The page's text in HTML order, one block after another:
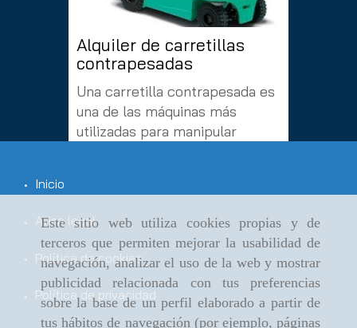
Este sitio web utiliza cookies propias y de
terceros que permiten mejorar la usabilidad de
navegación, analizar el uso de la web y mostrar
publicidad relacionada con tus preferencias
sobre la base de un perfil elaborado a partir de
tus hábitos de navegación (por ejemplo, páginas
Alquiler de carretillas
contrapesadas
Una carretilla contrapesada es
una de las máquinas más
utilizadas para manipular
interiores como exteriores. En
herramientas más útiles [...]
AnteriorSiguiente
Inicio
Aviso legal
Política de cookies
Política de privacidad